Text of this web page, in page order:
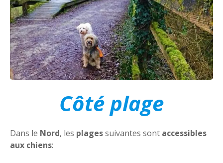
Côté plage
Dans le Nord, les plagessuivantes sont accessibles
aux chiens: